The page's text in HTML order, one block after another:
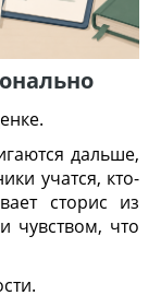
дальше,
учатся, кто-
сторис из
чувством, что